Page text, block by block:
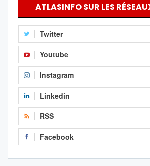
ATLASINFO SUR LES
Twitter
Youtube
Instagram
Linkedin
RSS
Facebook